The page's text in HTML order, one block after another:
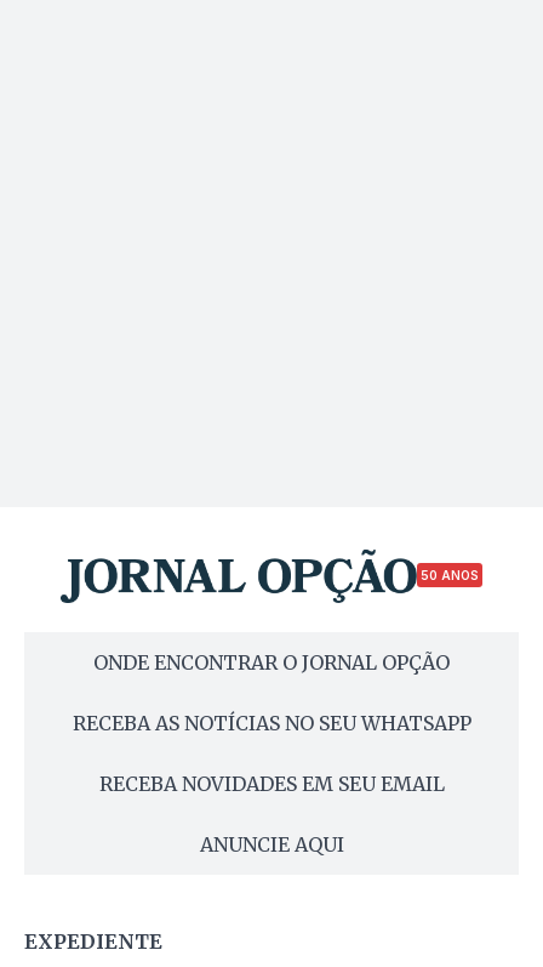
50 ANOS
ONDE ENCONTRAR O JORNAL OPÇÃO
RECEBA AS NOTÍCIAS NO SEU WHATSAPP
RECEBA NOVIDADES EM SEU EMAIL
ANUNCIE AQUI
EXPEDIENTE